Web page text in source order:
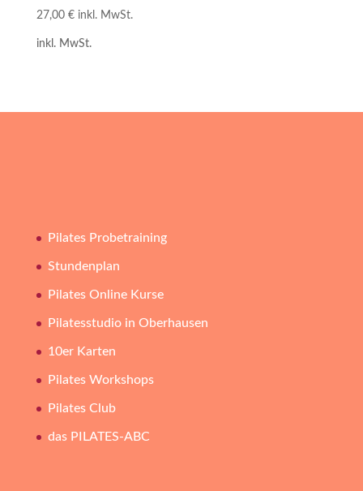
27,00 € inkl. MwSt.
inkl. MwSt.
Pilates Probetraining
Stundenplan
Pilates Online Kurse
Pilatesstudio in Oberhausen
10er Karten
Pilates Workshops
Pilates Club
das PILATES-ABC